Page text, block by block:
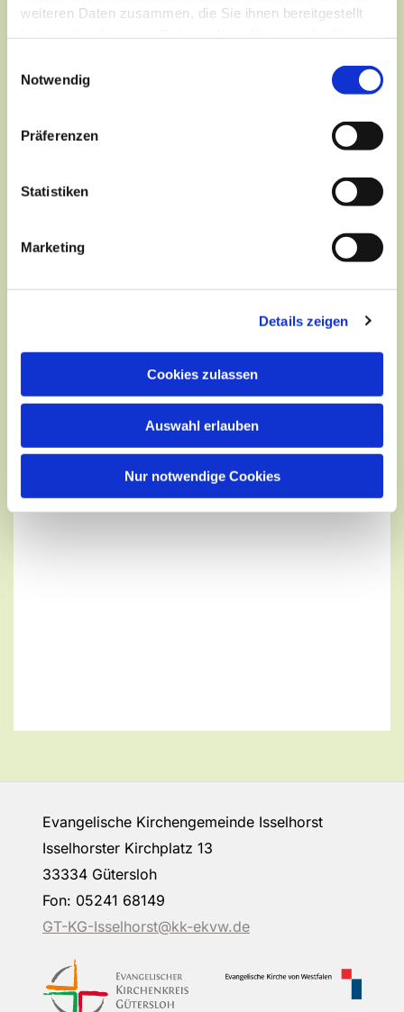
weiteren Daten zusammen, die Sie ihnen bereitgestellt
Notwendig
Präferenzen
Statistiken
Marketing
Details zeigen
Cookies zulassen
Auswahl erlauben
Nur notwendige Cookies
Evangelische Kirchengemeinde Isselhorst
Isselhorster Kirchplatz 13
33334 Gütersloh
Fon: 05241 68149
GT-KG-Isselhorst@kk-ekvw.de